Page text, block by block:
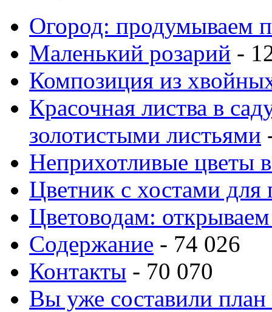
Огород: продумываем
Маленький розарий -
Композиция из
Красочная листва в
золотистыми листьями
Неприхотливые цветы
Цветник с хостами для
Цветоводам:
Содержание - 74 026
Контакты - 70 070
Вы уже составили план